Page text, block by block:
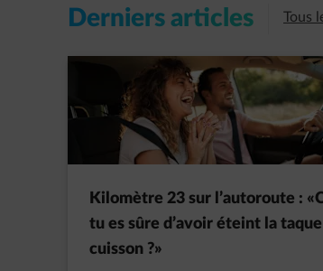
Derniers articles Tous
Kilomètre 23 sur l’autoroute :
tu es sûre d’avoir éteint la
cuisson ?»